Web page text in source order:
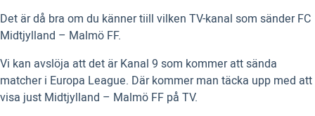
Det är då bra om du känner tiill vilken TV-kanal som sänder FC
Midtjylland – Malmö FF.
Vi kan avslöja att det är Kanal 9 som kommer att sända
matcher i Europa League. Där kommer man täcka upp med att
visa just Midtjylland – Malmö FF på TV.